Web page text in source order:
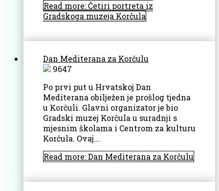
Read more: Četiri portreta iz
Gradskoga muzeja Korčula
Dan Mediterana za Korčulu
9647
Po prvi put u Hrvatskoj Dan
Mediterana obilježen je prošlog tjedna
u Korčuli. Glavni organizator je bio
Gradski muzej Korčula u suradnji s
mjesnim školama i Centrom za kulturu
Korčula. Ovaj...
Read more: Dan Mediterana za Korčulu